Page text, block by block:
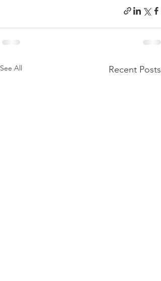
Recent Posts
See All